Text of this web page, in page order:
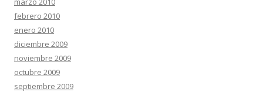
febrero 2010
enero 2010
diciembre 2009
noviembre 2009
octubre 2009
septiembre 2009